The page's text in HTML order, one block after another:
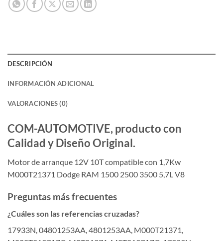
DESCRIPCIÓN
INFORMACIÓN ADICIONAL
VALORACIONES (0)
COM-AUTOMOTIVE, producto con
Calidad y Diseño Original.
Motor de arranque 12V 10T compatible con 1,7Kw
M000T21371 Dodge RAM 1500 2500 3500 5,7L V8
Preguntas más frecuentes
¿Cuáles son las referencias cruzadas?
17933N, 04801253AA, 4801253AA, M000T21371,